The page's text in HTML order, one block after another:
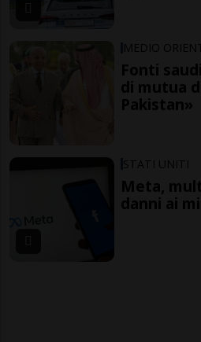
MEDIO
Fonti
di mutua
Pakistan»
STATI UNITI
Meta,
danni ai